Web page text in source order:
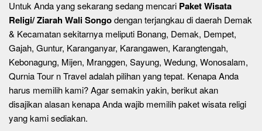
Untuk Anda yang sekarang sedang mencari Paket Wisata
Religi/ Ziarah Wali Songodengan terjangkau di daerah Demak
& Kecamatan sekitarnya meliputi Bonang, Demak, Dempet,
Gajah, Guntur, Karanganyar, Karangawen, Karangtengah,
Kebonagung, Mijen, Mranggen, Sayung, Wedung, Wonosalam,
Qurnia Tour n Travel adalah pilihan yang tepat. Kenapa Anda
harus memilih kami? Agar semakin yakin, berikut akan
disajikan alasan kenapa Anda wajib memilih paket wisata religi
yang kami sediakan.